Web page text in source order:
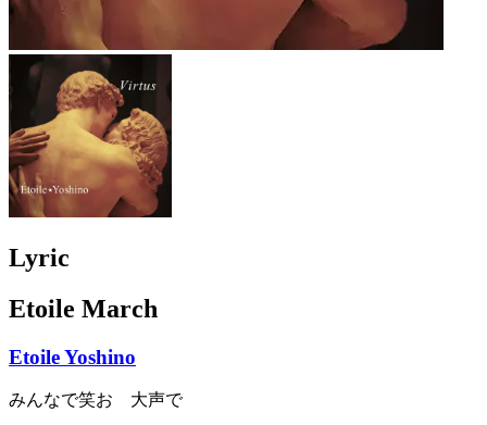
Lyric
Etoile March
Etoile Yoshino
みんなで笑お 大声で